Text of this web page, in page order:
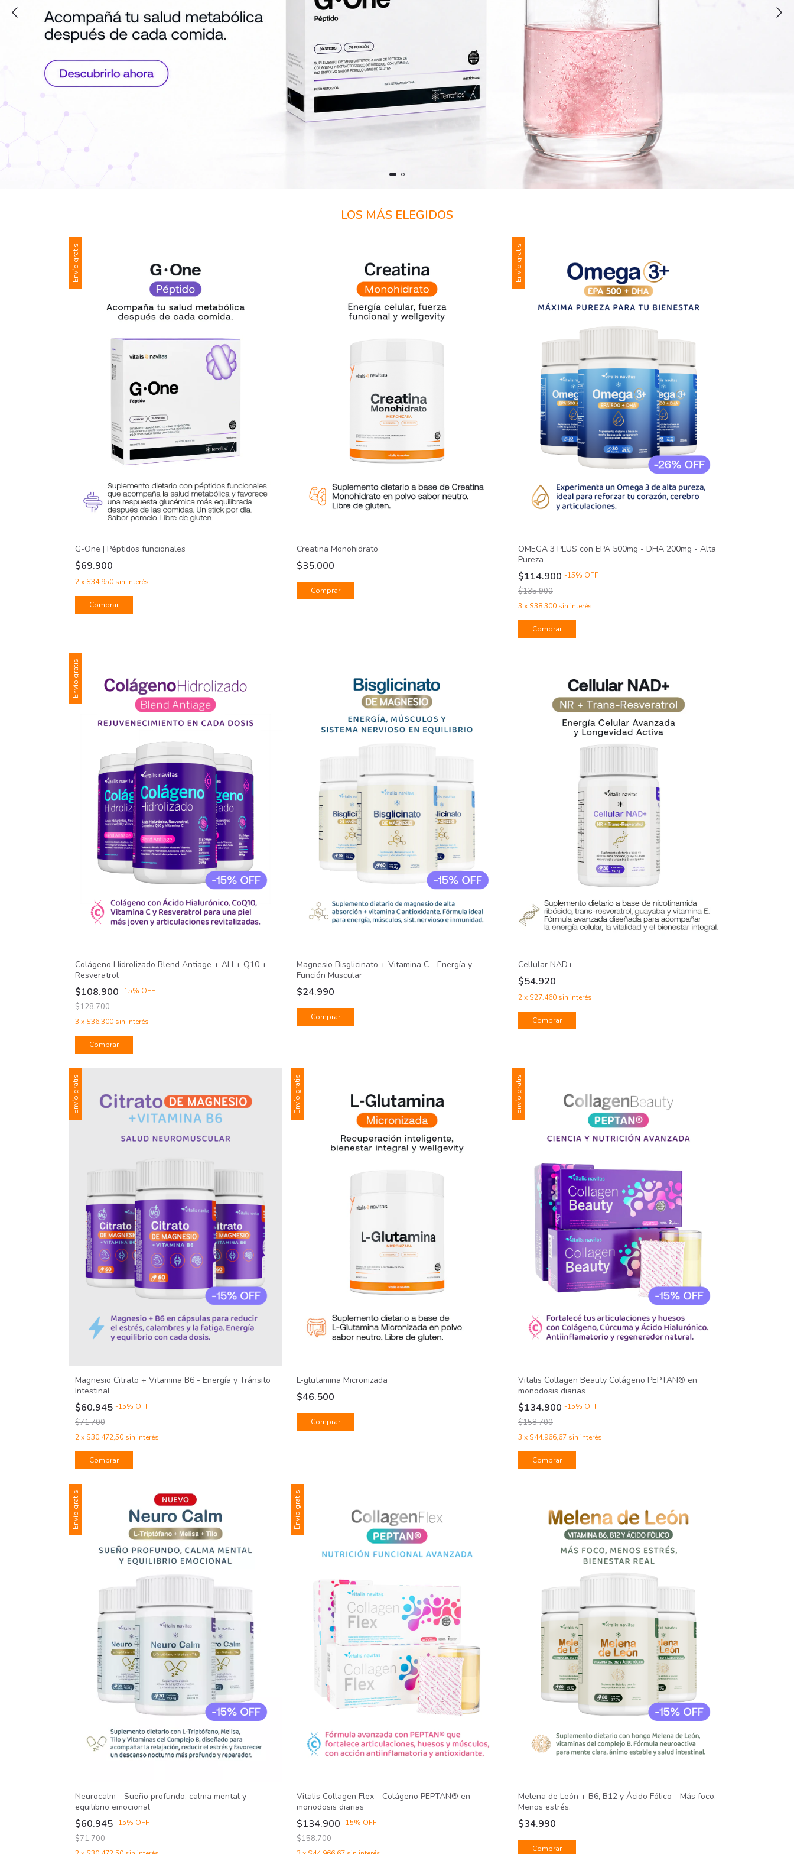
LOS MÁS ELEGIDOS
Envío gratis
G-One | Péptidos funcionales
$69.900
2x $34.950 sin interés
Comprar
Creatina Monohidrato
$35.000
Envío gratis
OMEGA 3 PLUS con EPA 500mg - DHA 200mg - Alta
Pureza
$114.900 -15% OFF
$135.900
3 x $38.300 sin interés
Comprar
Envío gratis
Colágeno Hidrolizado Blend Antiage + AH + Q10 +
Resveratrol
$108.900 -15% OFF
$128.700
3 x $36.300 sin interés
Comprar
Magnesio Bisglicinato + Vitamina C - Energía y
Función Muscular
$24.990
Comprar
Cellular NAD+
$54.920
2x $27.460 sin interés
Comprar
Envío gratis
Magnesio Citrato + Vitamina B6 - Energía y Tránsito
Intestinal
$60.945 -15% OFF
$71.700
2x $30.472,50 sin interés
Comprar
Envío gratis
L-glutamina Micronizada
$46.500
Comprar
Envío gratis
Vitalis Collagen Beauty Colágeno PEPTAN® en
monodosis diarias
$134.900 -15% OFF
$158.700
3 x $44.966,67 sin interés
Comprar
Envío gratis
Neurocalm - Sueño profundo, calma mental y
equilibrio emocional
$60.945 -15% OFF
$71.700
Envío gratis
Vitalis Collagen Flex - Colágeno PEPTAN® en
monodosis diarias
$134.900 -15% OFF
$158.700
Melena de León + B6, B12 y Ácido Fólico - Más foco.
Menos estrés.
$34.990
Comprar